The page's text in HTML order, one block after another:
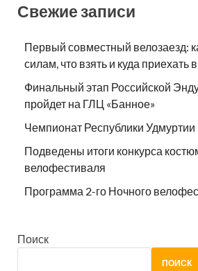
Свежие записи
Первый совместный велозаезд:
силам, что взять и куда приехать
Финальный этап Российской
пройдет на ГЛЦ «Банное»
Чемпионат Республики
Подведены итоги конкурса
велофестиваля
Программа 2-го Ночного
Поиск
ПОИСК